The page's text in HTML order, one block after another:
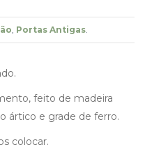
Portas Antigas
feito de madeira
ártico e grade de ferro.
colocar.